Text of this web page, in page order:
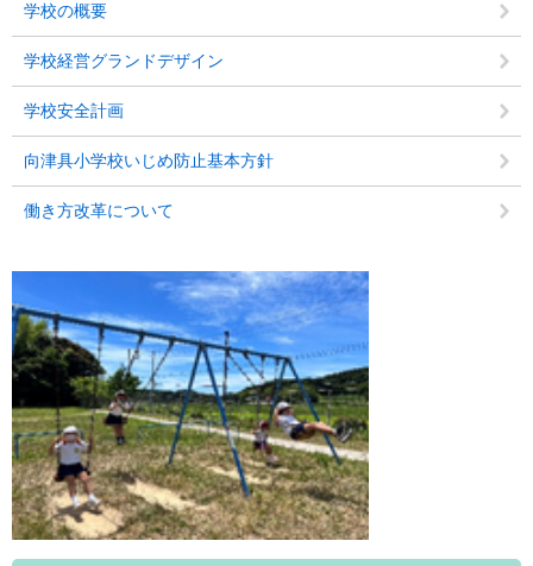
学校の概要
学校経営グランドデザイン
学校安全計画
向津具小学校いじめ防止基本方針
働き方改革について